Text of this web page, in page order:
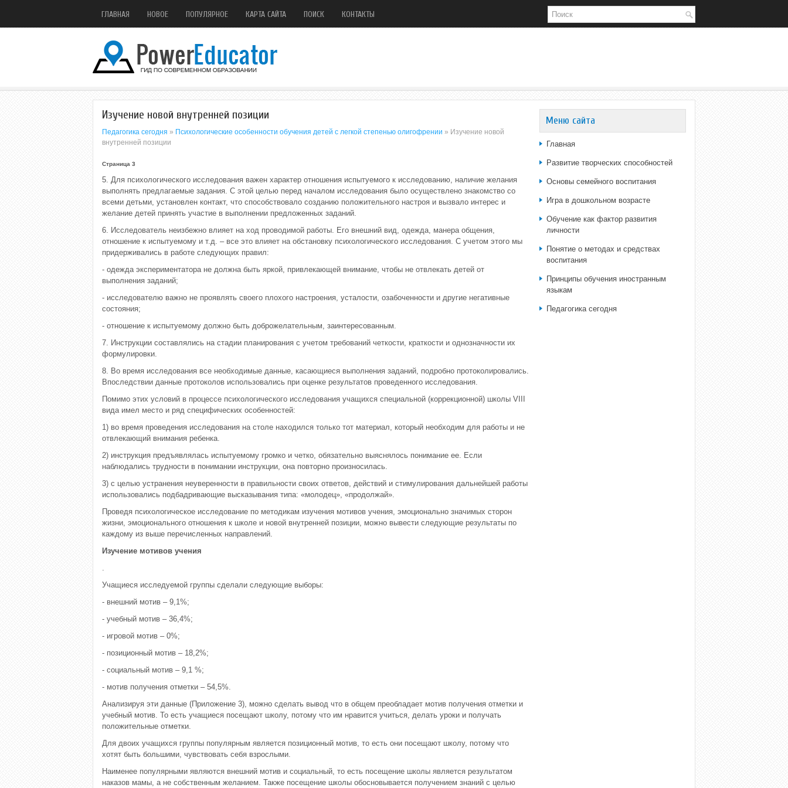
ГЛАВНАЯ НОВОЕ ПОПУЛЯРНОЕ КАРТА САЙТА ПОИСК КОНТАКТЫ
Изучение новой внутренней позиции
Педагогика сегодня » Психологические особенности обучения детей с легкой степенью олигофрении » Изучение новой
внутренней позиции
Страница 3
5. Для психологического исследования важен характер отношения испытуемого к исследованию, наличие желания
выполнять предлагаемые задания. С этой целью перед началом исследования было осуществлено знакомство со
всеми детьми, установлен контакт, что способствовало созданию положительного настроя и вызвало интерес и
желание детей принять участие в выполнении предложенных заданий.
6. Исследователь неизбежно влияет на ход проводимой работы. Его внешний вид, одежда, манера общения,
отношение к испытуемому и т.д. – все это влияет на обстановку психологического исследования. С учетом этого мы
придерживались в работе следующих правил:
- одежда экспериментатора не должна быть яркой, привлекающей внимание, чтобы не отвлекать детей от
выполнения заданий;
- исследователю важно не проявлять своего плохого настроения, усталости, озабоченности и другие негативные
состояния;
- отношение к испытуемому должно быть доброжелательным, заинтересованным.
7. Инструкции составлялись на стадии планирования с учетом требований четкости, краткости и однозначности их
формулировки.
8. Во время исследования все необходимые данные, касающиеся выполнения заданий, подробно протоколировались.
Впоследствии данные протоколов использовались при оценке результатов проведенного исследования.
Помимо этих условий в процессе психологического исследования учащихся специальной (коррекционной) школы VIII
вида имел место и ряд специфических особенностей:
1) во время проведения исследования на столе находился только тот материал, который необходим для работы и не
отвлекающий внимания ребенка.
2) инструкция предъявлялась испытуемому громко и четко, обязательно выяснялось понимание ее. Если
наблюдались трудности в понимании инструкции, она повторно произносилась.
3) с целью устранения неуверенности в правильности своих ответов, действий и стимулирования дальнейшей работы
использовались подбадривающие высказывания типа: «молодец», «продолжай».
Проведя психологическое исследование по методикам изучения мотивов учения, эмоционально значимых сторон
жизни, эмоционального отношения к школе и новой внутренней позиции, можно вывести следующие результаты по
каждому из выше перечисленных направлений.
Изучение мотивов учения
.
Учащиеся исследуемой группы сделали следующие выборы:
- внешний мотив – 9,1%;
- учебный мотив – 36,4%;
- игровой мотив – 0%;
- позиционный мотив – 18,2%;
- социальный мотив – 9,1 %;
- мотив получения отметки – 54,5%.
Анализируя эти данные (Приложение 3), можно сделать вывод что в общем преобладает мотив получения отметки и
учебный мотив. То есть учащиеся посещают школу, потому что им нравится учиться, делать уроки и получать
положительные отметки.
Для двоих учащихся группы популярным является позиционный мотив, то есть они посещают школу, потому что
хотят быть большими, чувствовать себя взрослыми.
Наименее популярными являются внешний мотив и социальный, то есть посещение школы является результатом
наказов мамы, а не собственным желанием. Также посещение школы обосновывается получением знаний с целью
Меню сайта
Главная
Развитие творческих способностей
Основы семейного воспитания
Игра в дошкольном возрасте
Обучение как фактор развития
личности
Понятие о методах и средствах
воспитания
Принципы обучения иностранным
языкам
Педагогика сегодня